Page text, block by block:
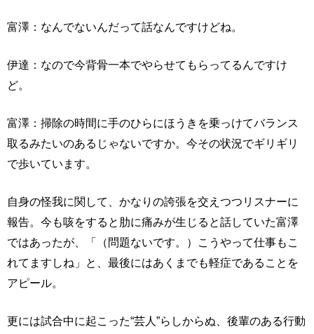
富澤：なんでないんだって話なんですけどね。
伊達：なので今背骨一本でやらせてもらってるんですけ
ど。
富澤：掃除の時間に手のひらにほうきを乗っけてバランス
取るみたいのあるじゃないですか。今その状況でギリギリ
で歩いています。
自身の怪我に関して、かなりの誇張を交えつつリスナーに
報告。今も咳をすると肋に痛みが生じると話していた富澤
ではあったが、「（問題ないです。）こうやって仕事もこ
れてますしね」と、最後にはあくまでも軽症であることを
アピール。
更には試合中に起こった“芸人”らしからぬ、後輩のある行動